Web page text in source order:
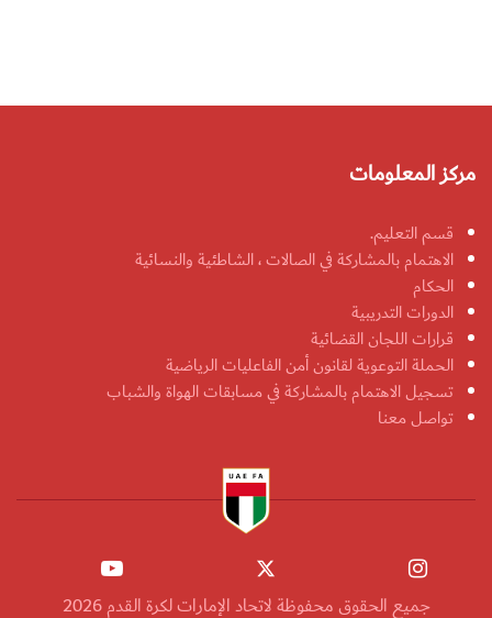
مركز المعلومات
قسم التعليم.
الاهتمام بالمشاركة في الصالات ، الشاطئية والنسائية
الحكام
الدورات التدريبية
قرارات اللجان القضائية
الحملة التوعوية لقانون أمن الفاعليات الرياضية
تسجيل الاهتمام بالمشاركة في مسابقات الهواة والشباب
تواصل معنا
جميع الحقوق محفوظة لاتحاد الإمارات لكرة القدم 2026